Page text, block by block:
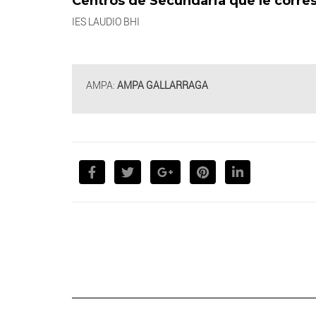
IES LAUDIO BHI
AMPA: AMPA GALLARRAGA